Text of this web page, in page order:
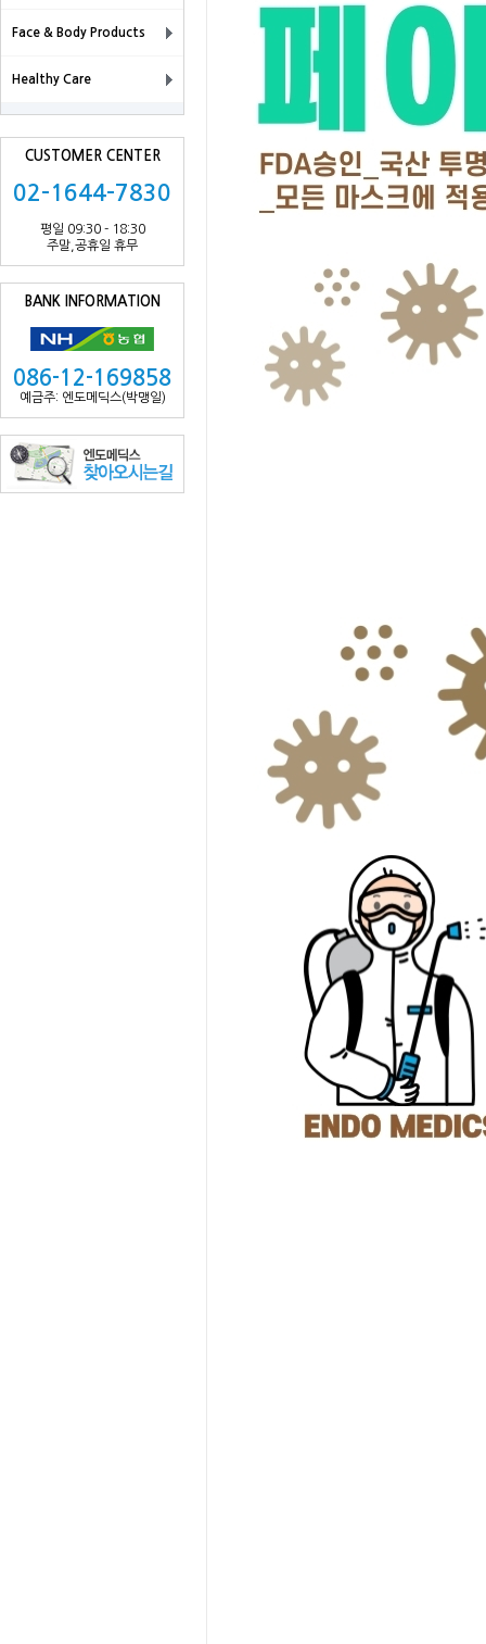
Face & Body Products
Healthy Care
CUSTOMER CENTER
02-1644-7830
평일 09:30 - 18:30
주말,공휴일 휴무
BANK INFORMATION
086-12-169858
예금주: 엔도메딕스(박맹일)